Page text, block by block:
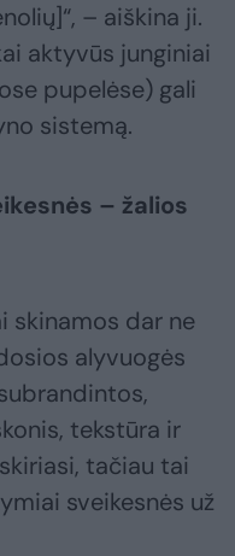
– aiškina ji.
aktyvūs junginiai
pupelėse) gali
sistemą.
– žalios
skinamos dar ne
alyvuogės
tekstūra ir
tačiau tai
sveikesnės už